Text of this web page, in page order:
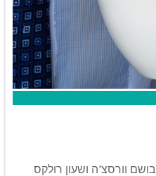
בושם וורסצ'ה ושעון רולקס